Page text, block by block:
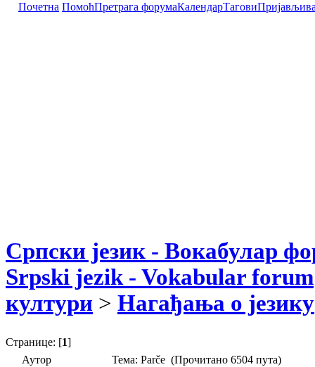
Почетна ПомоћПретрага форумаКалендарТагови
Српски језик - Вокабулар
Srpski jezik - Vokabular forum
култури > Нагађања о језику
Странице: [1]
Аутор
Тема: Parče (Прочитано 6504 пута)